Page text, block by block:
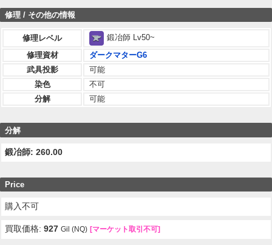
修理 / その他の情報
修理レベル
鍛冶師 Lv50~
修理資材
ダークマターG6
武具投影
可能
染色
不可
分解
可能
分解
鍛冶師: 260.00
Price
購入不可
買取価格:927 Gil (NQ) [マーケット取引不可]